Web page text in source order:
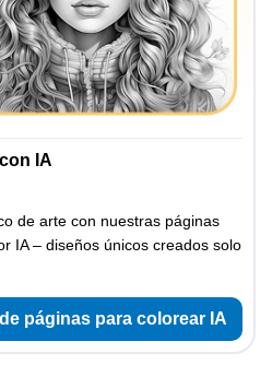
IA
de arte con nuestras páginas
IA – diseños únicos creados solo
páginas para colorear IA